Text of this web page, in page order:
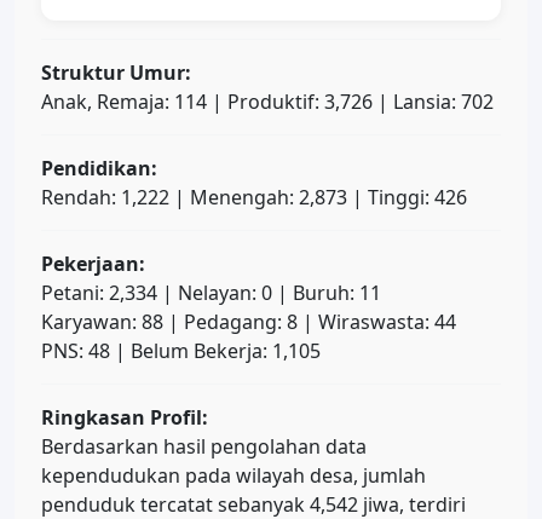
Struktur Umur:
Anak, Remaja: 114 | Produktif: 3,726 | Lansia: 702
Pendidikan:
Rendah: 1,222 | Menengah: 2,873 | Tinggi: 426
Pekerjaan:
Petani: 2,334 | Nelayan: 0 | Buruh: 11
Karyawan: 88 | Pedagang: 8 | Wiraswasta: 44
PNS: 48 | Belum Bekerja: 1,105
Ringkasan Profil:
Berdasarkan hasil pengolahan data
kependudukan pada wilayah desa, jumlah
penduduk tercatat sebanyak 4,542 jiwa, terdiri